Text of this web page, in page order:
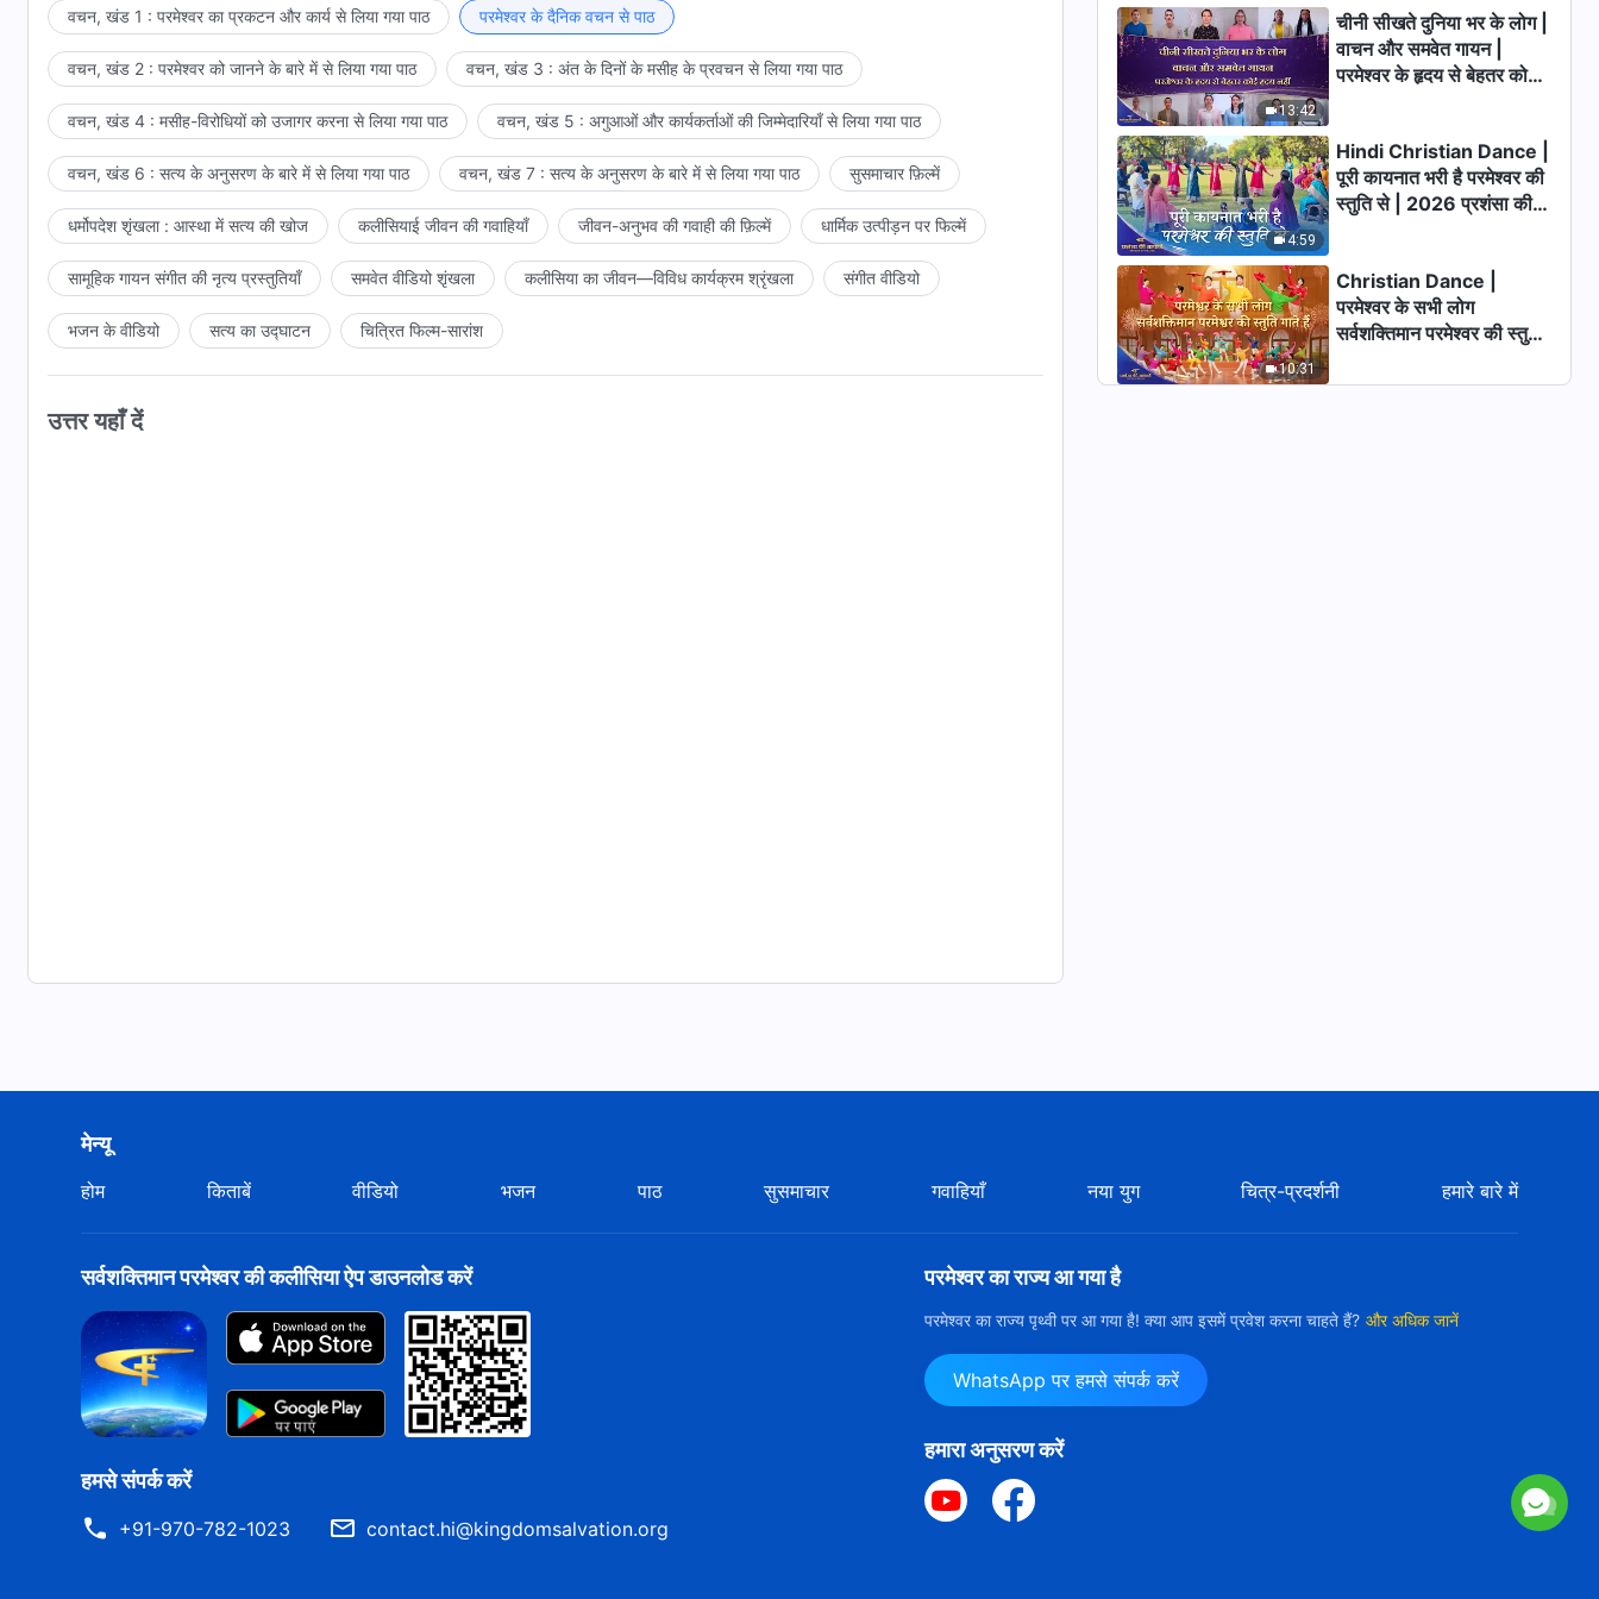
18:49
परमेश्वर के दैनिक वचन : मंज़िलें और
परिणाम | अंश 600
8:53
परमेश्वर के दैनिक वचन : मंज़िलें और
परिणाम | अंश 601
15:49
परमेश्वर के दैनिक वचन : मंज़िलें और
परिणाम | अंश 602
परमेश्वर के दैनिक वचन : मंज़िलें और
परमेश्वर के दैनिक वचन : मंज़िलें और
परिणाम | अंश 610
14:39
परमेश्वर के दैनिक वचन : मंज़िलें और
वचन, खंड 1 : परमेश्वर का प्रकटन और कार्य से लिया गया पाठ परमेश्वर के दैनिक वचन से पाठ
वचन, खंड 2 : परमेश्वर को जानने के बारे में से लिया गया पाठ वचन, खंड 3 : अंत के दिनों के मसीह के प्रवचन से लिया गया पाठ
वचन, खंड 4 : मसीह-विरोधियों को उजागर करना से लिया गया पाठ वचन, खंड 5 : अगुआओं और कार्यकर्ताओं की जिम्मेदारियाँ से लिया गया पाठ
वचन, खंड 6 : सत्य के अनुसरण के बारे में से लिया गया पाठ वचन, खंड 7 : सत्य के अनुसरण के बारे में से लिया गया पाठ सुसमाचार फ़िल्में
धर्मोपदेश शृंखला : आस्था में सत्य की खोज कलीसियाई जीवन की गवाहियाँ जीवन-अनुभव की गवाही की फ़िल्में धार्मिक उत्पीड़न पर फिल्में
सामूहिक गायन संगीत की नृत्य प्रस्तुतियाँ समवेत वीडियो शृंखला कलीसिया का जीवन—विविध कार्यक्रम श्रृंखला संगीत वीडियो
भजन के वीडियो सत्य का उद्घाटन चित्रित फिल्म-सारांश
उत्तर यहाँ दें
13:42
चीनी सीखते दुनिया भर के लोग |
वाचन और समवेत गायन |
परमेश्वर के हृदय से बेहतर कोई
4:59
Hindi Christian Dance |
पूरी कायनात भरी है परमेश्वर की
स्तुति से | 2026 प्रशंसा की
10:31
Christian Dance |
परमेश्वर के सभी लोग
सर्वशक्तिमान परमेश्वर की स्तुति
आवाजें
मेन्यू
होम किताबें वीडियो भजन पाठ सुसमाचार गवाहियाँ नया युग चित्र-प्रदर्शनी हमारे बारे में
सर्वशक्तिमान परमेश्वर की कलीसिया ऐप डाउनलोड करें
हमसे संपर्क करें
+91-970-782-1023 contact.hi@kingdomsalvation.org
परमेश्वर का राज्य आ गया है
परमेश्वर का राज्य पृथ्वी पर आ गया है! क्या आप इसमें प्रवेश करना चाहते हैं? और अधिक जानें
WhatsApp पर हमसे संपर्क करें
हमारा अनुसरण करें